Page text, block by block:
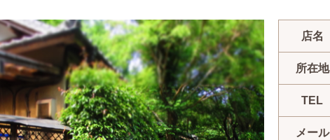
店名
所在地
TEL
メール